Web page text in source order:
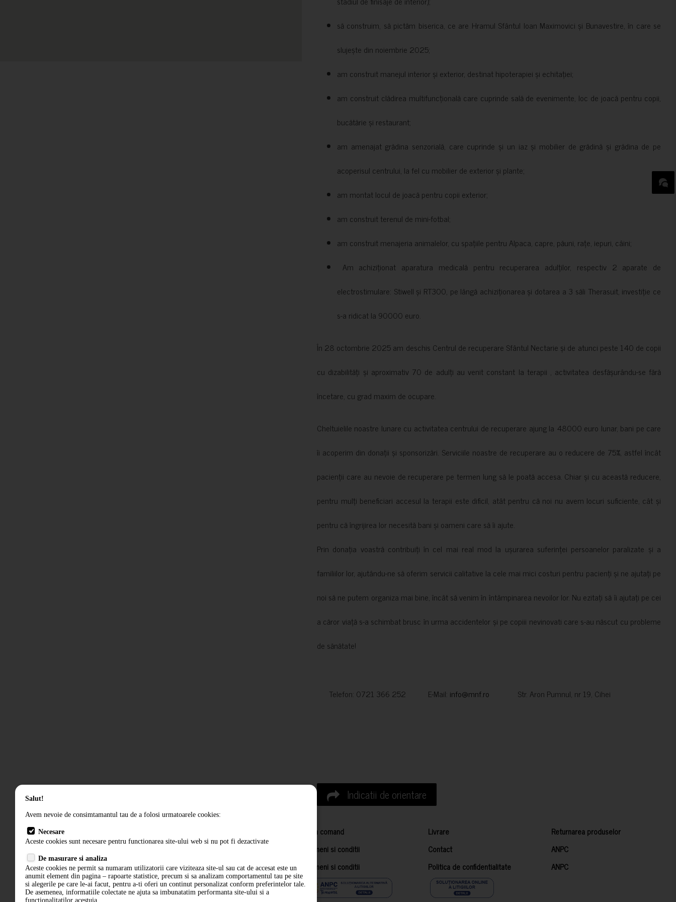
să construim, să pictăm biserica, ce are Hramul Sfântul Ioan Maximovici și Bunavestire, în care se
slujește din noiembrie 2025;
am construit manejul interior și exterior, destinat hipoterapiei și echitației;
am construit clădirea multifuncțională care cuprinde sală de evenimente, loc de joacă pentru copii,
bucătărie și restaurant;
am amenajat grădina senzorială, care cuprinde și un iaz și mobilier de grădină și grădina de pe
acoperisul centrului, la fel cu mobilier de exterior și plante;
am montat locul de joacă pentru copii exterior;
am construit terenul de mini-fotbal;
am construit menajeria animalelor, cu spațiile pentru Alpaca, capre, păuni, rațe, iepuri, câini;
Am achiziționat aparatura medicală pentru recuperarea adulților, respectiv 2 aparate de
electrostimulare: Stiwell și RT300, pe lângă achiziționarea și dotarea a 3 săli Therasuit, investiție ce
s-a ridicat la 90000 euro.
În 28 octombrie 2025 am deschis Centrul de recuperare Sfântul Nectarie și de atunci peste 140 de copii
cu dizabilități și aproximativ 70 de adulți au venit constant la terapii , activitatea desfășurându-se fără
încetare, cu grad maxim de ocupare.
Cheltuielile noastre lunare cu activitatea centrului de recuperare ajung la 48000 euro lunar, bani pe care
îi acoperim din donații și sponsorizări. Serviciile noastre de recuperare au o reducere de 75%, astfel încât
pacienții care au nevoie de recuperare pe termen lung să le poată accesa. Chiar și cu această reducere,
pentru mulți beneficiari accesul la terapii este dificil, atât pentru că noi nu avem locuri suficiente, cât și
pentru că îngrijirea lor necesită bani și oameni care să îi ajute.
Prin donația voastră contribuiți în cel mai real mod la ușurarea suferinței persoanelor paralizate și a
familiilor lor, ajutându-ne să oferim servicii calitative la cele mai mici costuri pentru pacienți și ne ajutați pe
noi să ne putem organiza mai bine, încât să venim în întâmpinarea nevoilor lor. Nu ezitați să îi ajutați pe cei
a căror viață s-a schimbat brusc în urma accidentelor și pe copiii nevinovati care s-au născut cu probleme
de sănătate!
Telefon: 0721 366 252 E-Mail: info@mnf.ro Str. Aron Pumnul, nr 19, Cihei
Indicatii de orientare
Cum comand Livrare
Returnarea produselor
Termeni si conditii
Contact
ANPC
Termeni si conditii
Politica de confidentialitate ANPC
Salut!
Avem nevoie de consimtamantul tau de a folosi urmatoarele cookies:
Necesare
Aceste cookies sunt necesare pentru functionarea site-ului web si nu pot fi dezactivate
De masurare si analiza
Aceste cookies ne permit sa numaram utilizatorii care viziteaza site-ul sau cat de accesat este un
anumit element din pagina – rapoarte statistice, precum si sa analizam comportamentul tau pe site
si alegerile pe care le-ai facut, pentru a-ti oferi un continut personalizat conform preferintelor tale.
De asemenea, informatiile colectate ne ajuta sa imbunatatim performanta site-ului si a
functionalitatilor acestuia.